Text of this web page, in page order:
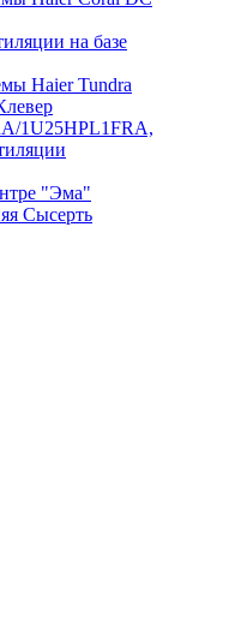
на базе
Haier Tundra
1U25HPL1FRA,
"Эма"
Сысерть